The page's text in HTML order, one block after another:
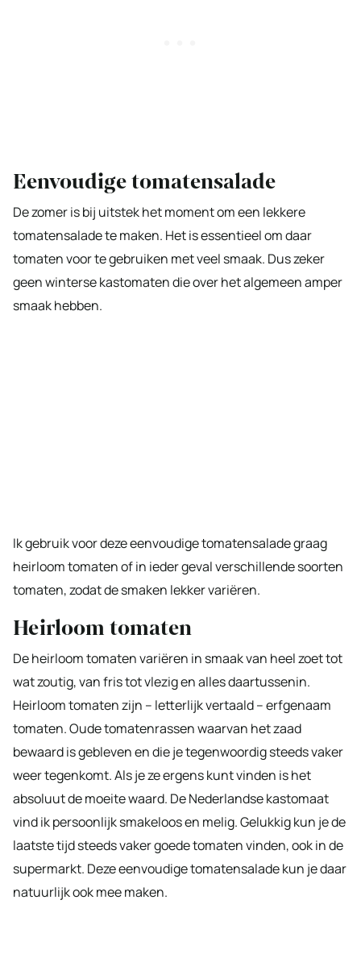
Eenvoudige tomatensalade
De zomer is bij uitstek het moment om een lekkere
tomatensalade te maken. Het is essentieel om daar
tomaten voor te gebruiken met veel smaak. Dus zeker
geen winterse kastomaten die over het algemeen amper
smaak hebben.
Ik gebruik voor deze eenvoudige tomatensalade graag
heirloom tomaten of in ieder geval verschillende soorten
tomaten, zodat de smaken lekker variëren.
Heirloom tomaten
De heirloom tomaten variëren in smaak van heel zoet tot
wat zoutig, van fris tot vlezig en alles daartussenin.
Heirloom tomaten zijn – letterlijk vertaald – erfgenaam
tomaten. Oude tomatenrassen waarvan het zaad
bewaard is gebleven en die je tegenwoordig steeds vaker
weer tegenkomt. Als je ze ergens kunt vinden is het
absoluut de moeite waard. De Nederlandse kastomaat
vind ik persoonlijk smakeloos en melig. Gelukkig kun je de
laatste tijd steeds vaker goede tomaten vinden, ook in de
supermarkt. Deze eenvoudige tomatensalade kun je daar
natuurlijk ook mee maken.